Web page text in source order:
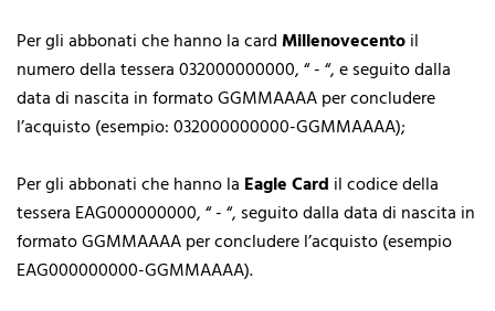
Per gli abbonati che hanno la cardMillenovecentoil
numero della tessera 032000000000, “ - “, e seguito dalla
data di nascita in formato GGMMAAAA per concludere
l’acquisto (esempio: 032000000000-GGMMAAAA);
Per gli abbonati che hanno la Eagle Card il codice della
tessera EAG000000000, “ - “, seguito dalla data di nascita in
formato GGMMAAAA per concludere l’acquisto (esempio
EAG000000000-GGMMAAAA).